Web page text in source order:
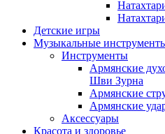
Детские игры
Музыкальные
Инструменты
Армянские
Шви Зурна
Армянские
Армянские
Аксессуары
Красота и здоровье